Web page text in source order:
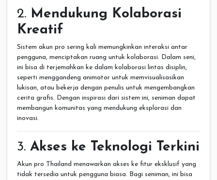
2. Mendukung Kolaborasi
Kreatif
Sistem akun pro sering kali memungkinkan interaksi antar
pengguna, menciptakan ruang untuk kolaborasi. Dalam seni,
ini bisa di terjemahkan ke dalam kolaborasi lintas disiplin,
seperti menggandeng animator untuk memvisualisasikan
lukisan, atau bekerja dengan penulis untuk mengembangkan
cerita grafis. Dengan inspirasi dari sistem ini, seniman dapat
membangun komunitas yang mendukung eksplorasi dan
inovasi.
3. Akses ke Teknologi Terkini
Akun pro Thailand menawarkan akses ke fitur eksklusif yang
tidak tersedia untuk pengguna biasa. Bagi seniman, ini bisa